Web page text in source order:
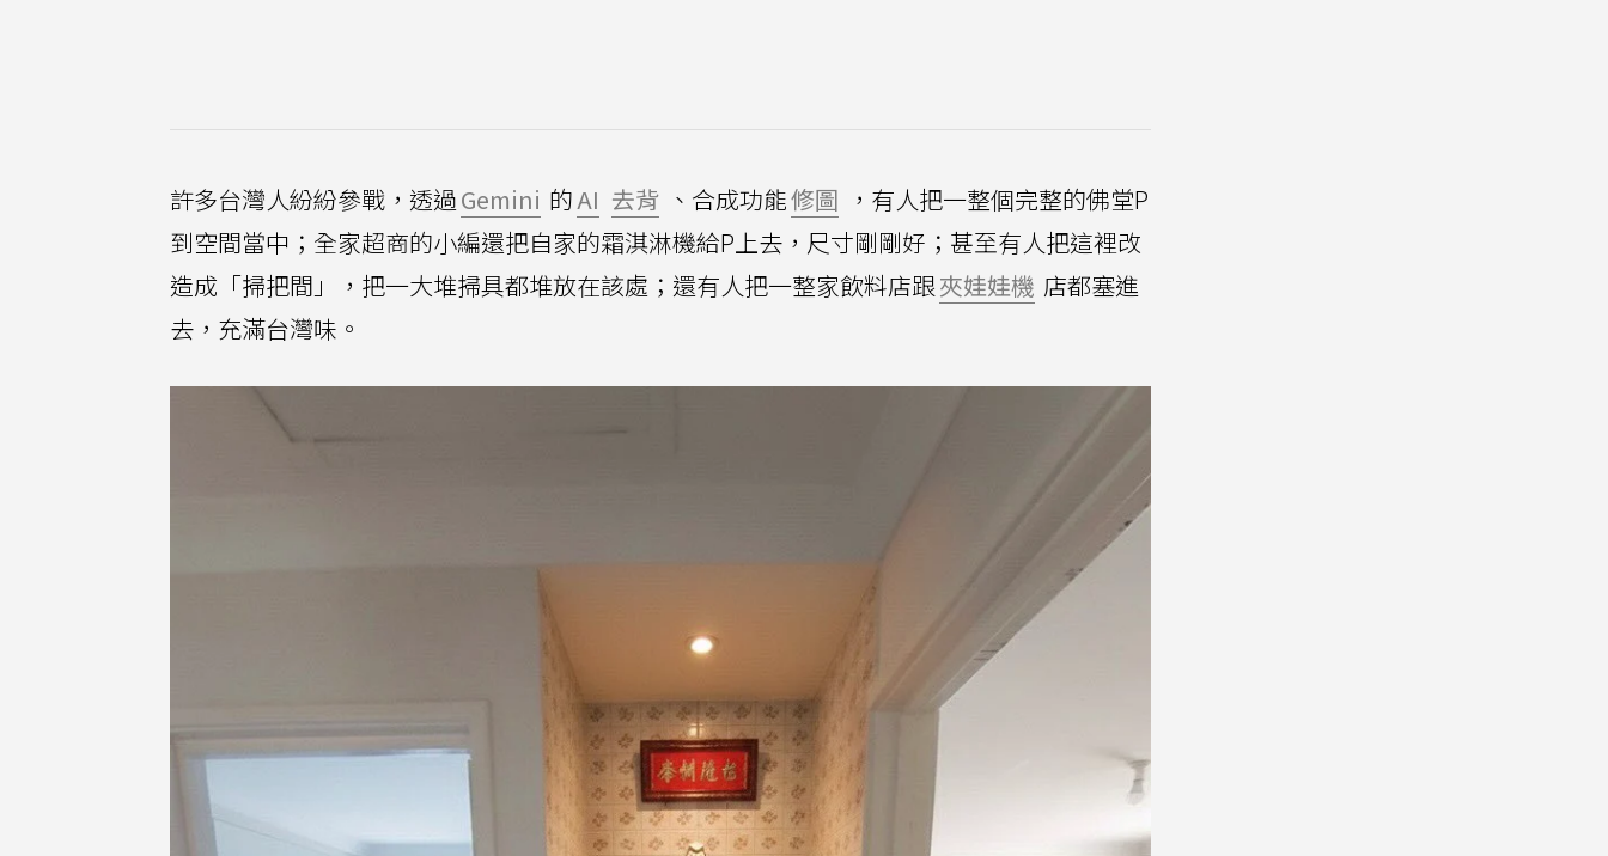
許多台灣人紛紛參戰，透過Gemini 的AI 去背 、合成功能修圖 ，有人把一整個完整的佛堂P
到空間當中；全家超商的小編還把自家的霜淇淋機給P上去，尺寸剛剛好；甚至有人把這裡改
造成「掃把間」，把一大堆掃具都堆放在該處；還有人把一整家飲料店跟夾娃娃機 店都塞進
去，充滿台灣味。